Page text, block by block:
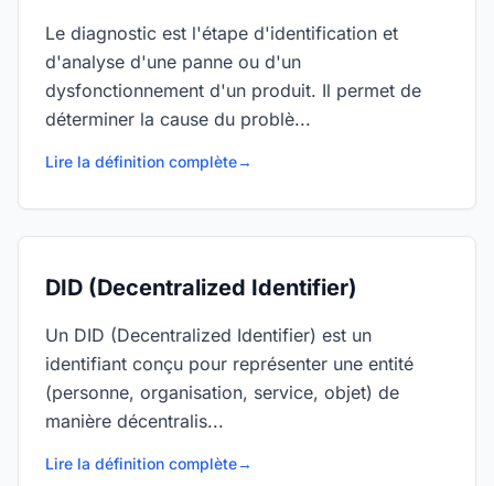
Le diagnostic est l'étape d'identification et
d'analyse d'une panne ou d'un
dysfonctionnement d'un produit. Il permet de
déterminer la cause du problè...
Lire la définition complète→
DID (Decentralized Identifier)
Un DID (Decentralized Identifier) est un
identifiant conçu pour représenter une entité
(personne, organisation, service, objet) de
manière décentralis...
Lire la définition complète→